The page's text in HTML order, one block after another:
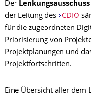
Der
der Leitung des
CDIO
für die zugeordneten
Priorisierung von
Projektplanungen und
Projektfortschritten.
Eine Übersicht aller dem